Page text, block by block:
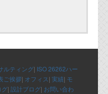
ルティング| ISO 26262ハー
ご挨拶| オフィス| 実績| モ
グ| 設計ブログ| お問い合わ